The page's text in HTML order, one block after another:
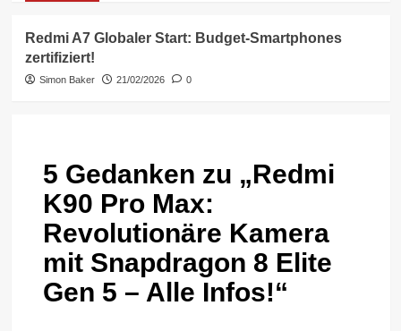
Redmi A7 Globaler Start: Budget-Smartphones
zertifiziert!
Simon Baker 21/02/2026 0
5 Gedanken zu „Redmi
K90 Pro Max:
Revolutionäre Kamera
mit Snapdragon 8 Elite
Gen 5 – Alle Infos!“